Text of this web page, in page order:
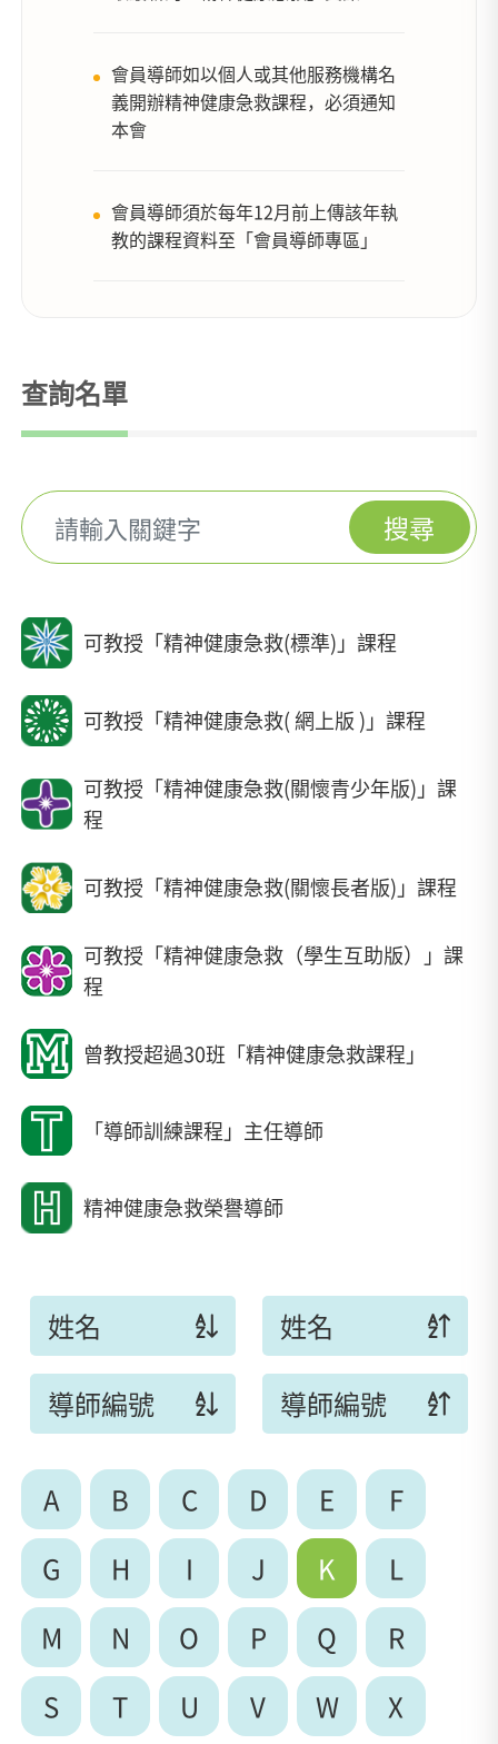
會員導師如以個人或其他服務機構名
義開辦精神健康急救課程，必須通知
本會
會員導師須於每年12月前上傳該年執
教的課程資料至「會員導師專區」
查詢名單
搜尋
可教授「精神健康急救(標準)」課程
可教授「精神健康急救( 網上版 )」課程
可教授「精神健康急救(關懷青少年版)」課
程
可教授「精神健康急救(關懷長者版)」課程
可教授「精神健康急救（學生互助版）」課
程
曾教授超過30班「精神健康急救課程」
「導師訓練課程」主任導師
精神健康急救榮譽導師
姓名
姓名
導師編號
導師編號
A B C D E
F
G
H I J K
L
M
N O P Q
R
S
T U V W
X